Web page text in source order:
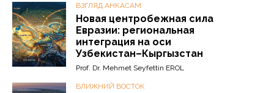
ВЗГЛЯД АНКАСАМ
Новая центробежная сила
Евразии: региональная
интеграция на оси
Узбекистан–Кыргызстан
Prof. Dr. Mehmet Seyfettin EROL
БЛИЖНИЙ ВОСТОК